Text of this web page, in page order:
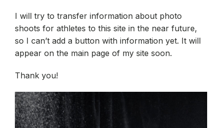
I will try to transfer information about photo
shoots for athletes to this site in the near future,
so I can’t add a button with information yet. It will
appear on the main page of my site soon.
Thank you!